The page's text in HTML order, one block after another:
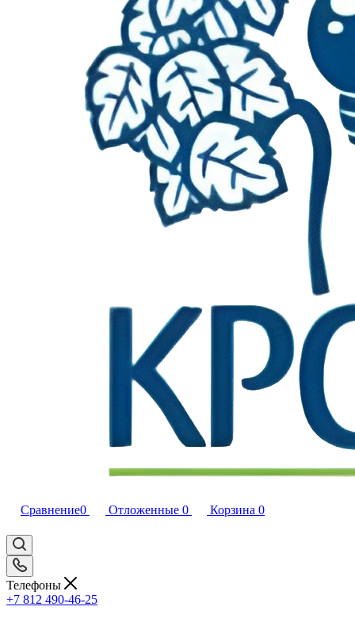
Сравнение0 Отложенные 0 Корзина 0
Телефоны
+7 812 490-46-25